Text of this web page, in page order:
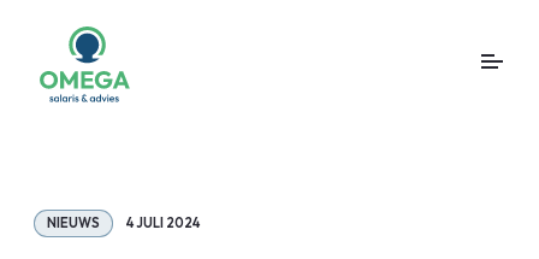
NIEUWS 4 JULI 2024